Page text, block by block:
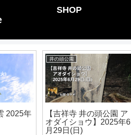
SHOP
2025年
井の頭公園
【吉祥寺 井の頭公園 ア
オダイショウ】2025年6
月29日(日)